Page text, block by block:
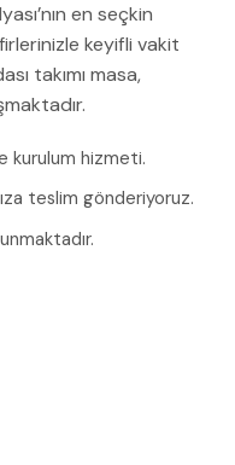
en seçkin
keyifli vakit
takımı masa,
kurulum hizmeti.
teslim gönderiyoruz.